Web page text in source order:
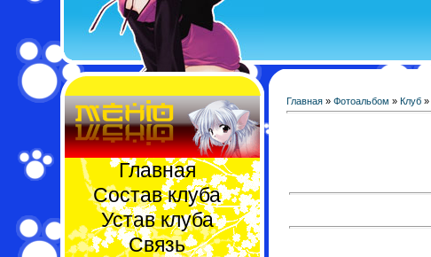
Главная
Состав клуба
Устав клуба
Связь
Главная» Фотоальбом » Клуб»